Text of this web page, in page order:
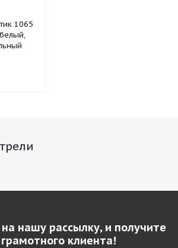
1065
нашу рассылку, и получите
грамотного клиента!